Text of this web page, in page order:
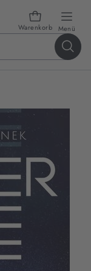
Warenkorb Menü